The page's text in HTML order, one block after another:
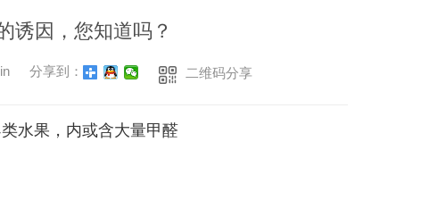
诱因，您知道吗？
分享到： 二维码分享
水果，内或含大量甲醛